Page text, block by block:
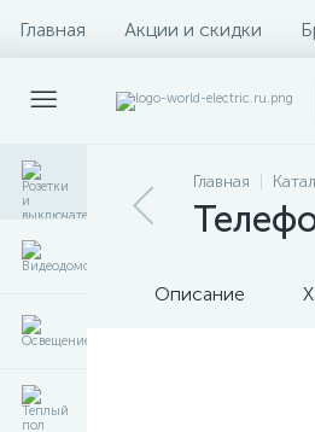
Главная Акции и скидки
Главная
Описание